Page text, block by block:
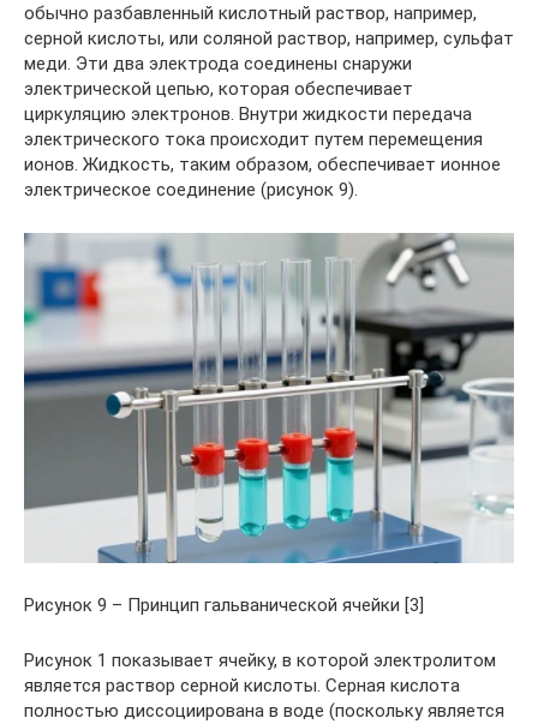
обычно разбавленный кислотный раствор, например,
серной кислоты, или соляной раствор, например, сульфат
меди. Эти два электрода соединены снаружи
электрической цепью, которая обеспечивает
циркуляцию электронов. Внутри жидкости передача
электрического тока происходит путем перемещения
ионов. Жидкость, таким образом, обеспечивает ионное
электрическое соединение (рисунок 9).
Рисунок 9 – Принцип гальванической ячейки [3]
Рисунок 1 показывает ячейку, в которой электролитом
является раствор серной кислоты. Серная кислота
полностью диссоциирована в воде (поскольку является